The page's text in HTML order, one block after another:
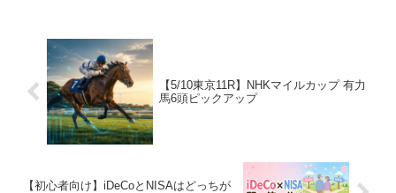
【5/10東京11R】NHKマイルカップ 有力
馬6頭ピックアップ
【初心者向け】iDeCoとNISAはどっちが